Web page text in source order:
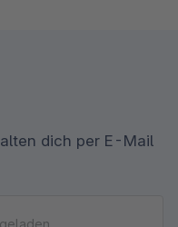
dich per E-Mail